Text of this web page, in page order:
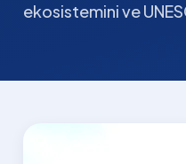
ekosistemini ve